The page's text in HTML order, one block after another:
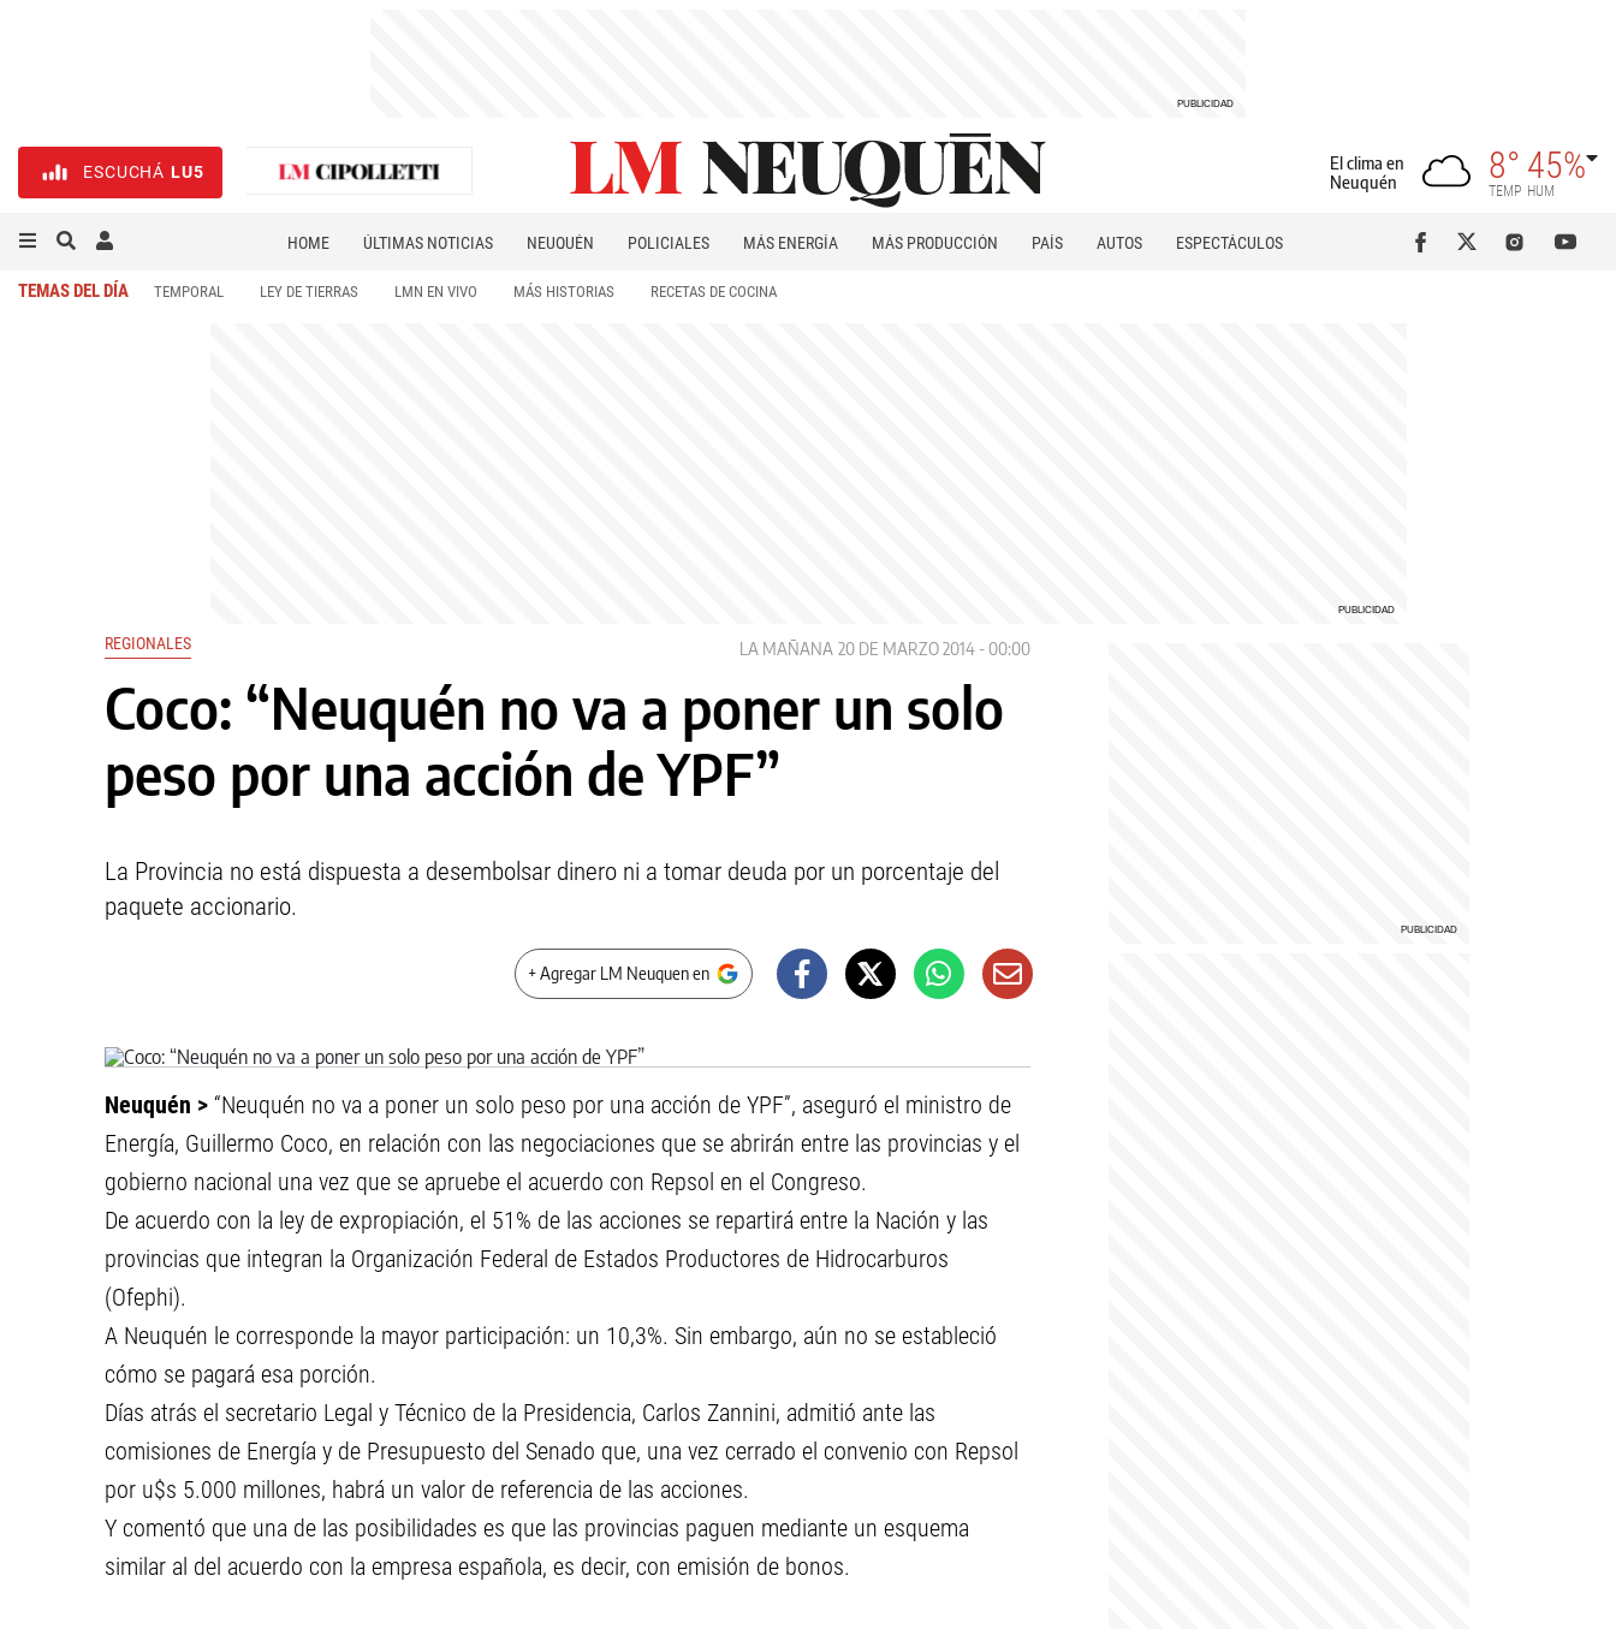
ESCUCHÁ LU5
El clima en
Neuquén
8°
TEMP
45%
HUM
HOME ÚLTIMAS NOTICIAS NEUQUÉN POLICIALES MÁS ENERGÍA MÁS PRODUCCIÓN PAÍS AUTOS
ESPECTÁCULOS
TEMAS DEL DÍA TEMPORAL LEY DE TIERRAS LMN EN VIVO MÁS HISTORIAS RECETAS DE COCINA
REGIONALES LA MAÑANA 20 DE MARZO 2014 - 00:00
Coco: “Neuquén no va a poner un solo
peso por una acción de YPF”
La Provincia no está dispuesta a desembolsar dinero ni a tomar deuda por un porcentaje del
paquete accionario.
+ Agregar LM Neuquen en
Neuquén > “Neuquén no va a poner un solo peso por una acción de YPF”, aseguró el ministro de
Energía, Guillermo Coco, en relación con las negociaciones que se abrirán entre las provincias y el
gobierno nacional una vez que se apruebe el acuerdo con Repsol en el Congreso.
De acuerdo con la ley de expropiación, el 51% de las acciones se repartirá entre la Nación y las
provincias que integran la Organización Federal de Estados Productores de Hidrocarburos
(Ofephi).
A Neuquén le corresponde la mayor participación: un 10,3%. Sin embargo, aún no se estableció
cómo se pagará esa porción.
Días atrás el secretario Legal y Técnico de la Presidencia, Carlos Zannini, admitió ante las
comisiones de Energía y de Presupuesto del Senado que, una vez cerrado el convenio con Repsol
por u$s 5.000 millones, habrá un valor de referencia de las acciones.
Y comentó que una de las posibilidades es que las provincias paguen mediante un esquema
similar al del acuerdo con la empresa española, es decir, con emisión de bonos.